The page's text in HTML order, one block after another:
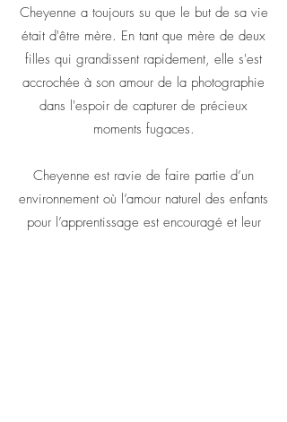
Cheyenne a toujours su que le but de sa vie
était d'être mère. En tant que mère de deux
filles qui grandissent rapidement, elle s'est
accrochée à son amour de la photographie
dans l'espoir de capturer de précieux
moments fugaces.
Cheyenne est ravie de faire partie d’un
environnement où l’amour naturel des enfants
pour l’apprentissage est encouragé et leur